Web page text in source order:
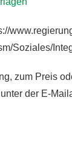
Soziales/
zum Preis
der E-